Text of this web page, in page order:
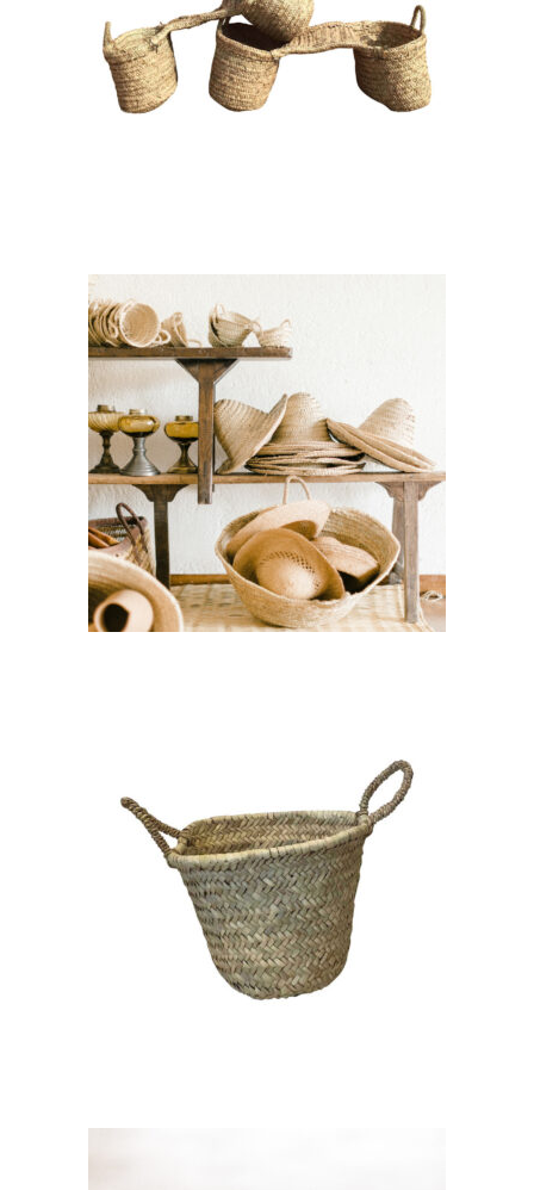
Double Panier « Gerard »
12,00€
Chapeau de paille
« Berenicia »
€
Panier Rond – Anse Petite
« Ryme »
6,80€